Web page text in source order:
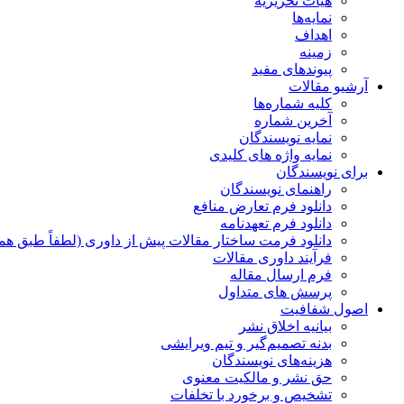
نمایه‌ها
اهداف
زمینه
پیوندهای مفید
آرشیو مقالات
کلیه شماره‌ها
آخرین شماره
نمایه نویسندگان
نمایه واژه های کلیدی
برای نویسندگان
راهنمای نویسندگان
دانلود فرم تعارض منافع
دانلود فرم تعهدنامه
دانلود فرمت ساختار مقالات پیش از داوری (لطفاً طبق
فرآیند داوری مقالات
فرم ارسال مقاله
پرسش های متداول
اصول شفافیت
بیانیه اخلاق نشر
بدنه تصمیم‌گیر و تیم ویرایشی
هزینه‌های نویسندگان
حق نشر و مالکیت معنوی
تشخیص و برخورد با تخلفات